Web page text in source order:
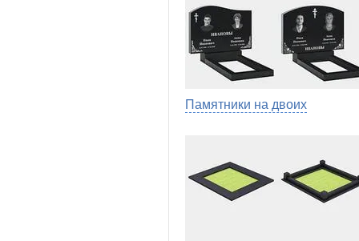
Памятники на двоих